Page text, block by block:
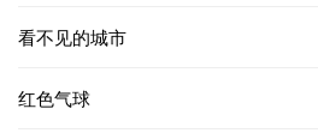
看不见的城市
红色气球